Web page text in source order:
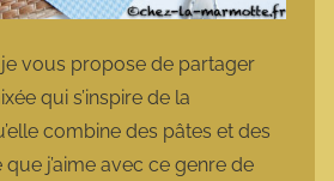
je vous propose de partager
qui s’inspire de la
combine des pâtes et des
j’aime avec ce genre de